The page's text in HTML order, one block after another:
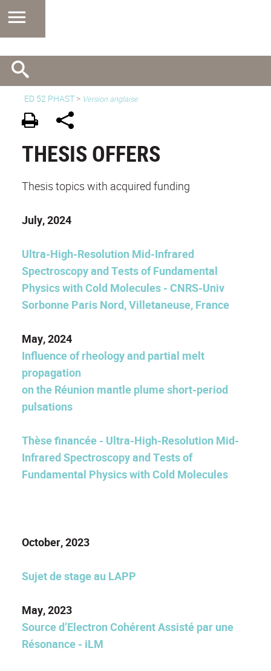
ED 52 PHAST > Version anglaise
THESIS OFFERS
Thesis topics with acquired funding
July, 2024
Ultra-High-Resolution Mid-Infrared
Spectroscopy and Tests of Fundamental
Physics with Cold Molecules - CNRS-Univ
Sorbonne Paris Nord, Villetaneuse, France
May, 2024
Influence of rheology and partial melt
propagation
on the Réunion mantle plume short-period
pulsations
Thèse financée - Ultra-High-Resolution Mid-
Infrared Spectroscopy and Tests of
Fundamental Physics with Cold Molecules
October, 2023
Sujet de stage au LAPP
May, 2023
Source d’Electron Cohérent Assisté par une
Résonance - iLM